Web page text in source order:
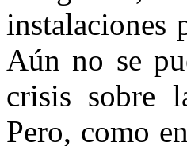
instalaciones
Aún no se
crisis sobre
Pero, como